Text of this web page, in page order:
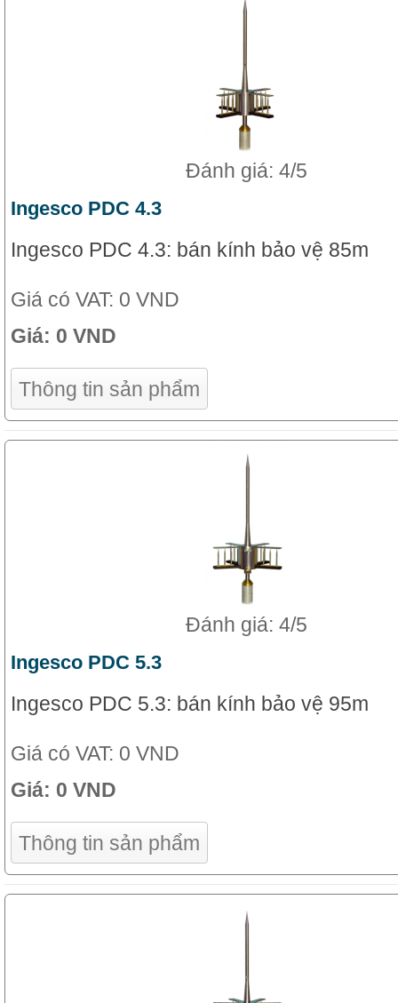
Đánh giá: 4/5
Ingesco PDC 4.3
Ingesco PDC 4.3: bán kính bảo vệ 85m
Giá có VAT: 0 VND
Giá: 0 VND
Thông tin sản phẩm
Đánh giá: 4/5
Ingesco PDC 5.3
Ingesco PDC 5.3: bán kính bảo vệ 95m
Giá có VAT: 0 VND
Giá: 0 VND
Thông tin sản phẩm